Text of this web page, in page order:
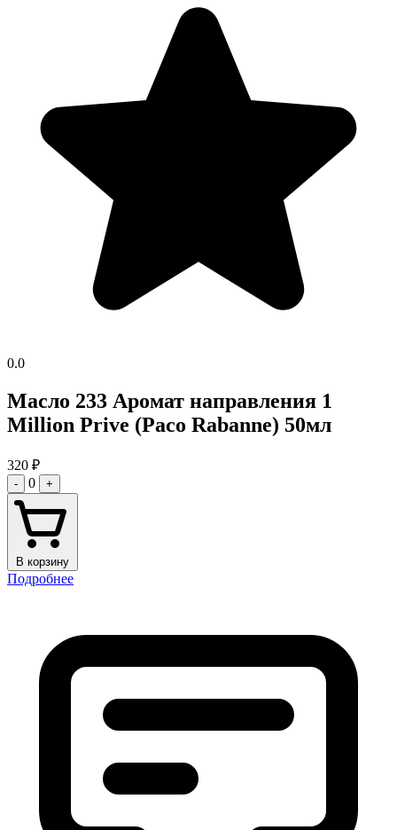
0.0
Масло 233 Аромат направления 1
Million Prive (Paco Rabanne) 50мл
320 ₽
- 0 +
В корзину
Подробнее